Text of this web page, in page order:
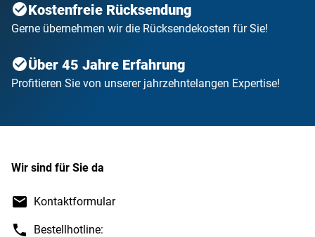
Kostenfreie Rücksendung
Gerne übernehmen wir die Rücksendekosten für Sie!
Über 45 Jahre Erfahrung
Profitieren Sie von unserer jahrzehntelangen Expertise!
Wir sind für Sie da
Kontaktformular
Bestellhotline: